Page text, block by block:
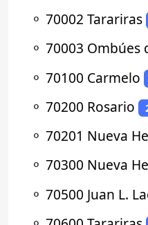
⚬ 70002 Tarariras
⚬ 70003 Ombúes
⚬ 70100 Carmelo
⚬ 70200 Rosario
⚬ 70201 Nueva
⚬ 70300 Nueva
⚬ 70500 Juan L.